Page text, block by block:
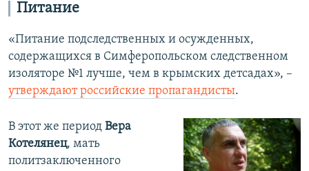
Питание
«Питание подследственных и осужденных,
содержащихся в Симферопольском следственном
изоляторе №1 лучше, чем в крымских детсадах», –
утверждают российские пропагандисты.
В этот же период Вера
Котелянец, мать
политзаключенного